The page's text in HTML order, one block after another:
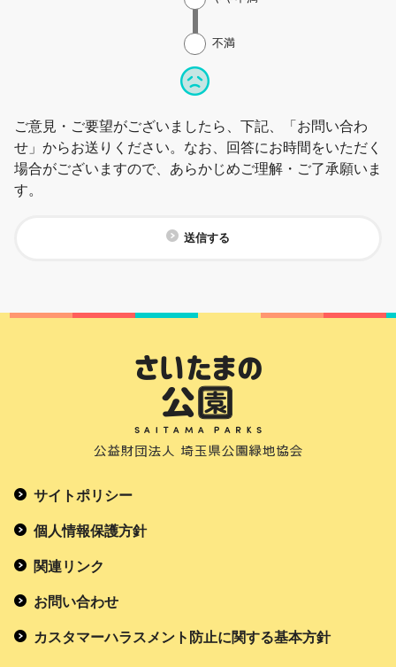
不満
ご意見・ご要望がございましたら、下記、「お問い合わ
せ」からお送りください。なお、回答にお時間をいただく
場合がございますので、あらかじめご理解・ご了承願いま
す。
送信する
サイトポリシー
個人情報保護方針
関連リンク
お問い合わせ
カスタマーハラスメント防止に関する基本方針